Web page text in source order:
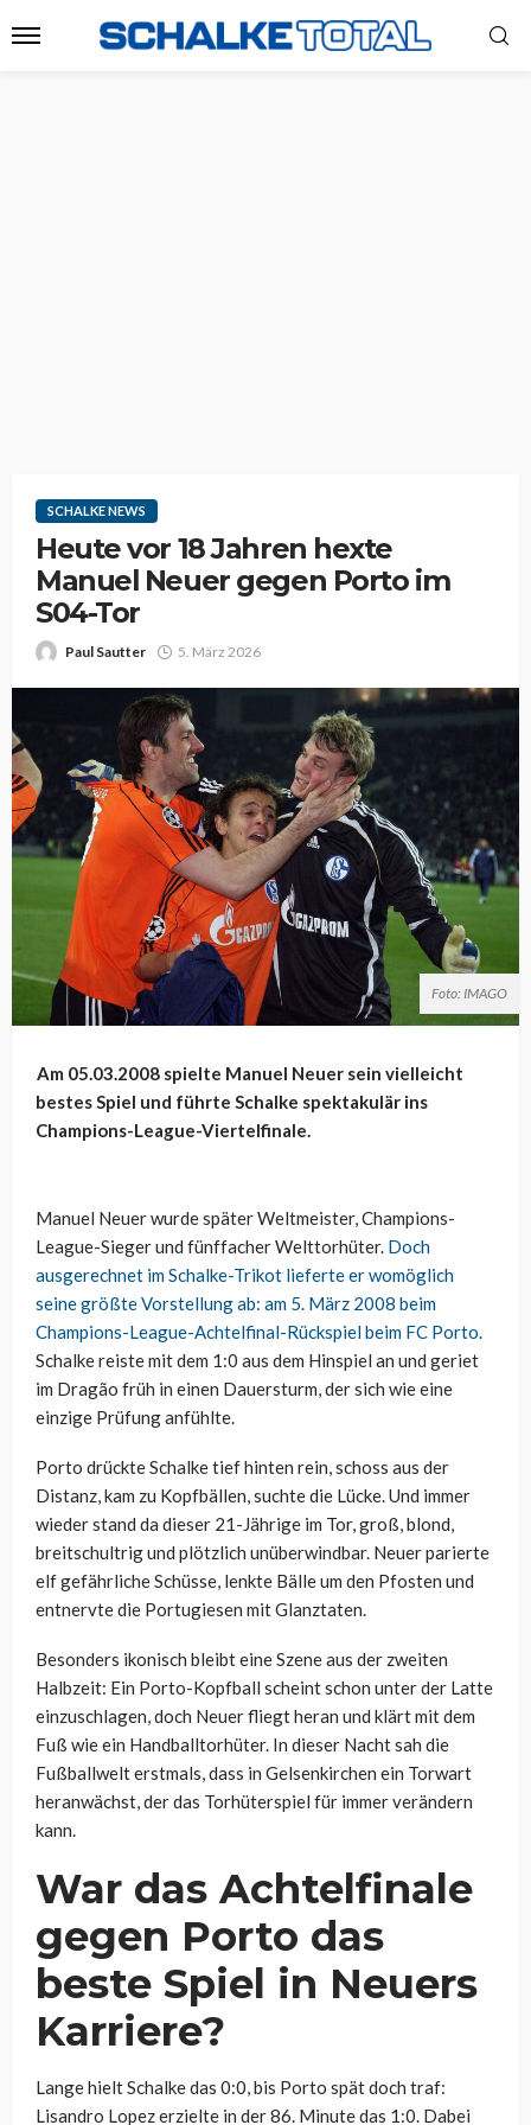
SCHALKE NEWS
Heute vor 18 Jahren hexte
Manuel Neuer gegen Porto im
S04-Tor
Paul Sautter 5. März 2026
Foto: IMAGO
Am 05.03.2008 spielte Manuel Neuer sein vielleicht
bestes Spiel und führte Schalke spektakulär ins
Champions-League-Viertelfinale.
Manuel Neuer wurde später Weltmeister, Champions-
League-Sieger und fünffacher Welttorhüter. Doch
ausgerechnet im Schalke-Trikot lieferte er womöglich
seine größte Vorstellung ab: am 5. März 2008 beim
Champions-League-Achtelfinal-Rückspiel beim FC Porto.
Schalke reiste mit dem 1:0 aus dem Hinspiel an und geriet
im Dragão früh in einen Dauersturm, der sich wie eine
einzige Prüfung anfühlte.
Porto drückte Schalke tief hinten rein, schoss aus der
Distanz, kam zu Kopfbällen, suchte die Lücke. Und immer
wieder stand da dieser 21-Jährige im Tor, groß, blond,
breitschultrig und plötzlich unüberwindbar. Neuer parierte
elf gefährliche Schüsse, lenkte Bälle um den Pfosten und
entnervte die Portugiesen mit Glanztaten.
Besonders ikonisch bleibt eine Szene aus der zweiten
Halbzeit: Ein Porto-Kopfball scheint schon unter der Latte
einzuschlagen, doch Neuer fliegt heran und klärt mit dem
Fuß wie ein Handballtorhüter. In dieser Nacht sah die
Fußballwelt erstmals, dass in Gelsenkirchen ein Torwart
heranwächst, der das Torhüterspiel für immer verändern
kann.
War das Achtelfinale
gegen Porto das
beste Spiel in Neuers
Karriere?
Lange hielt Schalke das 0:0, bis Porto spät doch traf:
Lisandro Lopez erzielte in der 86. Minute das 1:0. Dabei